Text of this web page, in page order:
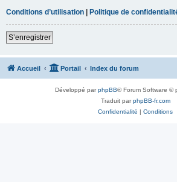
Conditions d’utilisation | Politique de
S’enregistrer
Accueil Portail Index du forum
Développé parphpBB® Forum Software ©
Traduit parphpBB-fr.com
Confidentialité | Conditions